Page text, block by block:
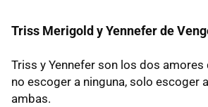
Triss Merigold y Yennefer de
Triss y Yennefer son los dos amores
no escoger a ninguna, solo escoger
ambas.